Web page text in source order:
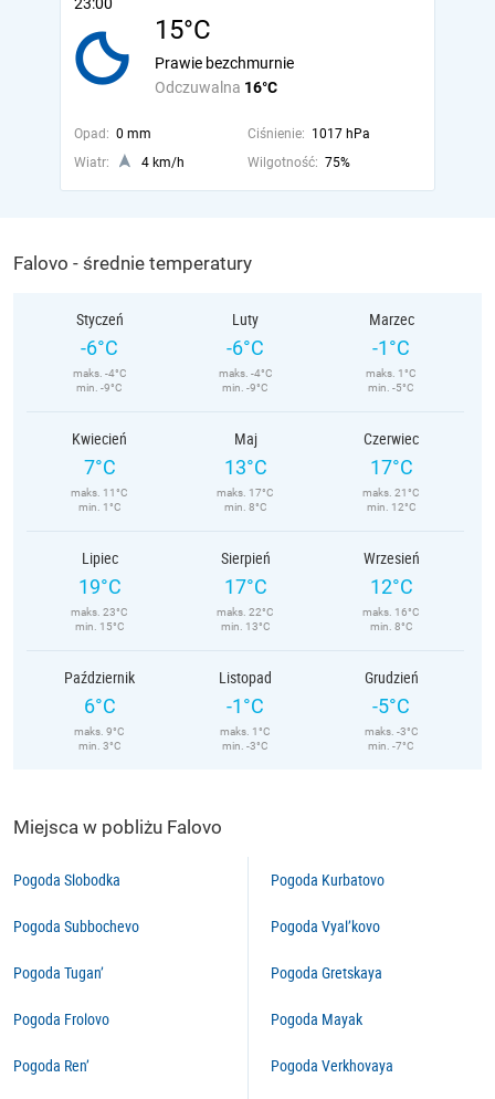
15°C
Odczuwalna 16°C
Prawie bezchmurnie
Opad: 0 mm Ciśnienie: 1017 hPa
Wiatr:
4 km/h Wilgotność: 75%
Falovo - średnie temperatury
Styczeń
-6°C
maks. -4°C
min. -9°C
Luty
-6°C
maks. -4°C
min. -9°C
Marzec
-1°C
maks. 1°C
min. -5°C
Kwiecień
7°C
maks. 11°C
min. 1°C
Maj
13°C
maks. 17°C
min. 8°C
Czerwiec
17°C
maks. 21°C
min. 12°C
Lipiec
19°C
maks. 23°C
min. 15°C
Sierpień
17°C
maks. 22°C
min. 13°C
Wrzesień
12°C
maks. 16°C
min. 8°C
Październik
6°C
maks. 9°C
min. 3°C
Listopad
-1°C
maks. 1°C
min. -3°C
Grudzień
-5°C
maks. -3°C
min. -7°C
Miejsca w pobliżu Falovo
Pogoda Slobodka
Pogoda Subbochevo
Pogoda Tugan’
Pogoda Frolovo
Pogoda Ren’
Pogoda Kurbatovo
Pogoda Vyal’kovo
Pogoda Gretskaya
Pogoda Mayak
Pogoda Verkhovaya